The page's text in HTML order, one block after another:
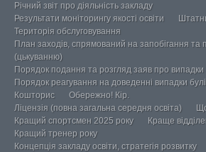
Річний звіт про діяльність закладу
Результати моніторингу якості освіти
Територія обслуговування
План заходів, спрямований на запобігання та
(цькуванню)
Порядок подання та розгляд заяв про випадки
Порядок реагування на доведенні випадки
Кошторис
Обережно! Кір.
Ліцензія (повна загальна середня освіта)
Кращий спортсмен 2025 року
Краще
Кращий тренер року
Концепція закладу освіти, стратегія розвитку